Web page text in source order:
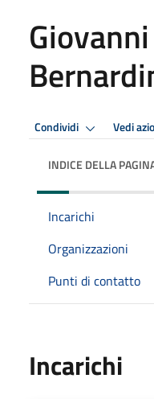
Condividi Vedi
INDICE DELLA
Incarichi
Organizzazioni
Punti di contatto
Incarichi